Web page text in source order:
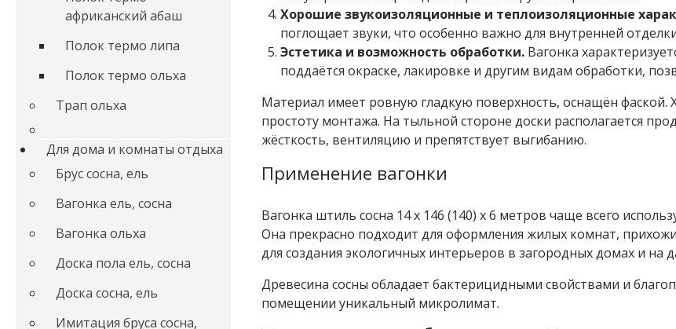
африканский абаш
Полок термо липа
Полок термо ольха
Трап ольха
Для дома и комнаты отдыха
Брус сосна, ель
Вагонка ель, сосна
Вагонка ольха
Доска пола ель, сосна
Доска сосна, ель
Имитация бруса сосна,
Хорошие звукоизоляционные и теплоизоляционные
поглощает звуки, что особенно важно для внутренней
Эстетика и возможность обработки.Вагонка
поддаётся окраске, лакировке и другим видам обработки,
Материал имеет ровную гладкую поверхность, оснащён фаской.
простоту монтажа. На тыльной стороне доски располагается
жёсткость, вентиляцию и препятствует выгибанию.
Применение вагонки
Вагонка штиль сосна 14 x 146 (140) x 6 метров чаще всего
Она прекрасно подходит для оформления жилых комнат,
для создания экологичных интерьеров в загородных домах и на
Древесина сосны обладает бактерицидными свойствами и
помещении уникальный микролимат.